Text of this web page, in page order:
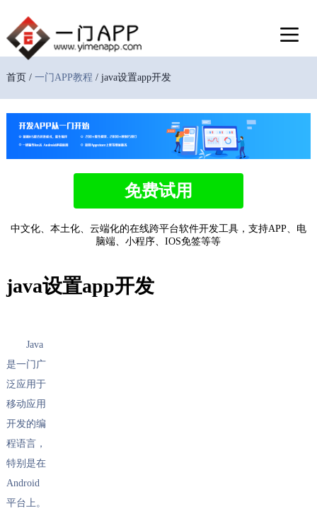
首页 / 一门APP教程 / java设置app开发
免费试用
中文化、本土化、云端化的在线跨平台软件开发工具，支持APP、电
脑端、小程序、IOS免签等等
java设置app开发
Java
是一门广
泛应用于
移动应用
开发的编
程语言，
特别是在
Android
平台上。